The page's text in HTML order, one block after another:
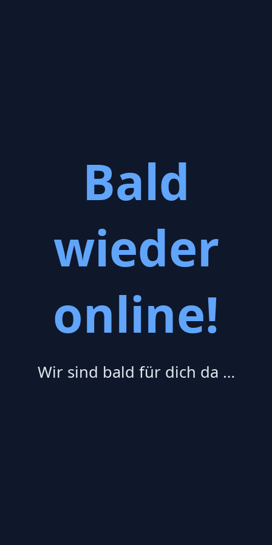
Bald
wieder
online!
Wir sind bald für dich da …